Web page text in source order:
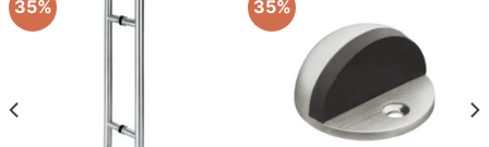
35% 35%
Add to
wishlist